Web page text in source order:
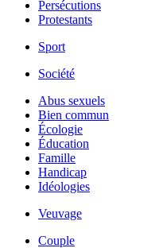
Persécutions
Protestants
Sport
Société
Abus sexuels
Bien commun
Écologie
Éducation
Famille
Handicap
Idéologies
Veuvage
Couple